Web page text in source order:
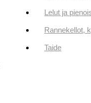
Lelut ja
Rannekellot,
Taide